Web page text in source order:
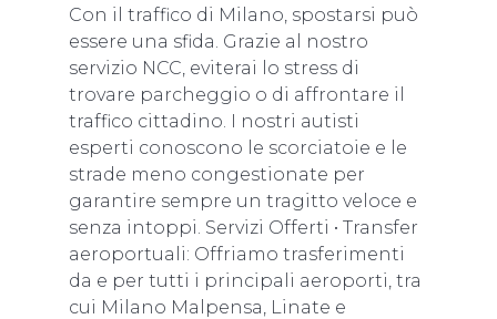
Con il traffico di Milano, spostarsi può
essere una sfida. Grazie al nostro
servizio NCC, eviterai lo stress di
trovare parcheggio o di affrontare il
traffico cittadino. I nostri autisti
esperti conoscono le scorciatoie e le
strade meno congestionate per
garantire sempre un tragitto veloce e
senza intoppi. Servizi Offerti • Transfer
aeroportuali: Offriamo trasferimenti
da e per tutti i principali aeroporti, tra
cui Milano Malpensa, Linate e